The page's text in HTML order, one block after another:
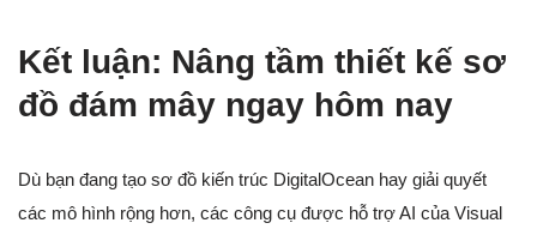
Kết luận: Nâng tầm thiết kế sơ
đồ đám mây ngay hôm nay
Dù bạn đang tạo sơ đồ kiến trúc DigitalOcean hay giải quyết
các mô hình rộng hơn, các công cụ được hỗ trợ AI của Visual